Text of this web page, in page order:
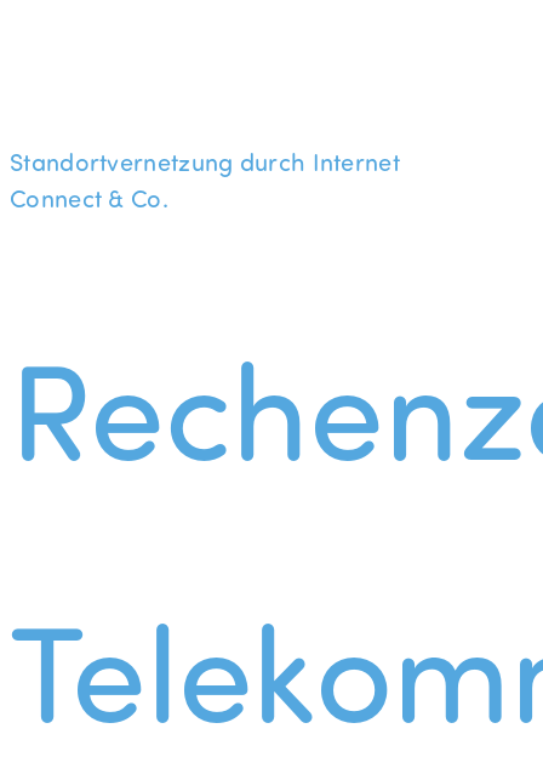
Standortvernetzung durch Internet
Connect & Co.